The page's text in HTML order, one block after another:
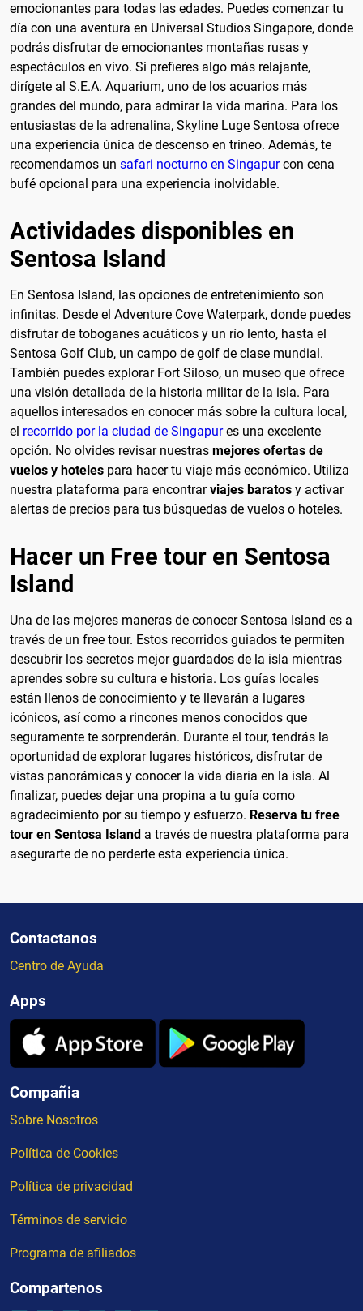
emocionantes para todas las edades. Puedes comenzar tu
día con una aventura en Universal Studios Singapore, donde
podrás disfrutar de emocionantes montañas rusas y
espectáculos en vivo. Si prefieres algo más relajante,
dirígete al S.E.A. Aquarium, uno de los acuarios más
grandes del mundo, para admirar la vida marina. Para los
entusiastas de la adrenalina, Skyline Luge Sentosa ofrece
una experiencia única de descenso en trineo. Además, te
recomendamos un safari nocturno en Singapurcon cena
bufé opcional para una experiencia inolvidable.
Actividades disponibles en
Sentosa Island
En Sentosa Island, las opciones de entretenimiento son
infinitas. Desde el Adventure Cove Waterpark, donde puedes
disfrutar de toboganes acuáticos y un río lento, hasta el
Sentosa Golf Club, un campo de golf de clase mundial.
También puedes explorar Fort Siloso, un museo que ofrece
una visión detallada de la historia militar de la isla. Para
aquellos interesados en conocer más sobre la cultura local,
el recorrido por la ciudad de Singapures una excelente
opción. No olvides revisar nuestras mejores ofertas de
vuelos y hoteles para hacer tu viaje más económico. Utiliza
nuestra plataforma para encontrarviajes baratos y activar
alertas de precios para tus búsquedas de vuelos o hoteles.
Hacer un Free tour en Sentosa
Island
Una de las mejores maneras de conocer Sentosa Island es a
través de un free tour. Estos recorridos guiados te permiten
descubrir los secretos mejor guardados de la isla mientras
aprendes sobre su cultura e historia. Los guías locales
están llenos de conocimiento y te llevarán a lugares
icónicos, así como a rincones menos conocidos que
seguramente te sorprenderán. Durante el tour, tendrás la
oportunidad de explorar lugares históricos, disfrutar de
vistas panorámicas y conocer la vida diaria en la isla. Al
finalizar, puedes dejar una propina a tu guía como
agradecimiento por su tiempo y esfuerzo. Reserva tu free
tour en Sentosa Island a través de nuestra plataforma para
asegurarte de no perderte esta experiencia única.
Contactanos
Centro de Ayuda
Apps
Compañia
Sobre Nosotros
Política de Cookies
Política de privacidad
Términos de servicio
Programa de afiliados
Compartenos